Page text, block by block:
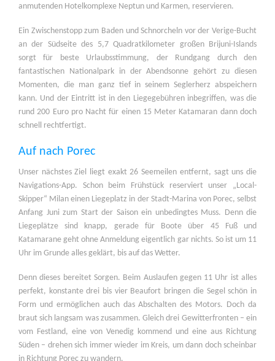
anmutenden Hotelkomplexe Neptun und Karmen, reservieren.
Ein Zwischenstopp zum Baden und Schnorcheln vor der Verige-Bucht
an der Südseite des 5,7 Quadratkilometer großen Brijuni-Islands
sorgt für beste Urlaubsstimmung, der Rundgang durch den
fantastischen Nationalpark in der Abendsonne gehört zu diesen
Momenten, die man ganz tief in seinem Seglerherz abspeichern
kann. Und der Eintritt ist in den Liegegebühren inbegriffen, was die
rund 200 Euro pro Nacht für einen 15 Meter Katamaran dann doch
schnell rechtfertigt.
Auf nach Porec
Unser nächstes Ziel liegt exakt 26 Seemeilen entfernt, sagt uns die
Navigations-App. Schon beim Frühstück reserviert unser „Local-
Skipper“ Milan einen Liegeplatz in der Stadt-Marina von Porec, selbst
Anfang Juni zum Start der Saison ein unbedingtes Muss. Denn die
Liegeplätze sind knapp, gerade für Boote über 45 Fuß und
Katamarane geht ohne Anmeldung eigentlich gar nichts. So ist um 11
Uhr im Grunde alles geklärt, bis auf das Wetter.
Denn dieses bereitet Sorgen. Beim Auslaufen gegen 11 Uhr ist alles
perfekt, konstante drei bis vier Beaufort bringen die Segel schön in
Form und ermöglichen auch das Abschalten des Motors. Doch da
braut sich langsam was zusammen. Gleich drei Gewitterfronten – ein
vom Festland, eine von Venedig kommend und eine aus Richtung
Süden – drehen sich immer wieder im Kreis, um dann doch scheinbar
in Richtung Porec zu wandern.